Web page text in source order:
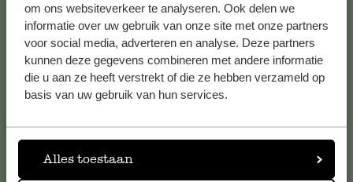
om ons websiteverkeer te analyseren. Ook delen we
informatie over uw gebruik van onze site met onze partners
voor social media, adverteren en analyse. Deze partners
kunnen deze gegevens combineren met andere informatie
die u aan ze heeft verstrekt of die ze hebben verzameld op
basis van uw gebruik van hun services.
Alles toestaan
Service clientèle
Pour toute question ou demande de conseil ou d’aide,
veuillez contacter notre service clientèle. Ou retrouvez ici
serviceclientele@dille-kamille.com